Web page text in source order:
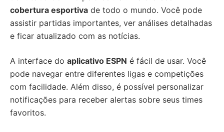
cobertura esportiva de todo o mundo. Você pode
assistir partidas importantes, ver análises detalhadas
e ficar atualizado com as notícias.
A interface do aplicativo ESPN é fácil de usar. Você
pode navegar entre diferentes ligas e competições
com facilidade. Além disso, é possível personalizar
notificações para receber alertas sobre seus times
favoritos.